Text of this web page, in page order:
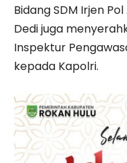
Bidang SDM Irjen
Dedi juga
Inspektur
kepada Kapolri.